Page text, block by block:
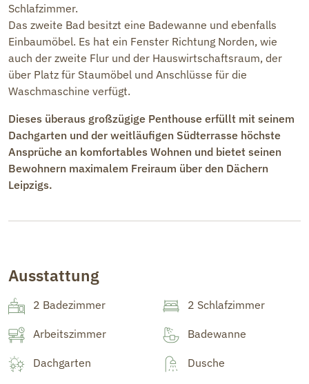
Schlafzimmer.
Das zweite Bad besitzt eine Badewanne und ebenfalls
Einbaumöbel. Es hat ein Fenster Richtung Norden, wie
auch der zweite Flur und der Hauswirtschaftsraum, der
über Platz für Staumöbel und Anschlüsse für die
Waschmaschine verfügt.
Dieses überaus großzügige Penthouse erfüllt mit seinem
Dachgarten und der weitläufigen Südterrasse höchste
Ansprüche an komfortables Wohnen und bietet seinen
Bewohnern maximalem Freiraum über den Dächern
Leipzigs.
Ausstattung
2 Badezimmer 2 Schlafzimmer
Arbeitszimmer Badewanne
Dachgarten Dusche